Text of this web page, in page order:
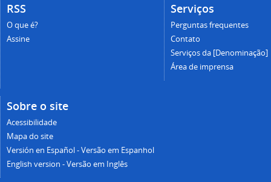
Serviços
Perguntas frequentes
Contato
Serviços da [Denominação]
Área de imprensa
RSS
O que é?
Assine
Sobre o site
Acessibilidade
Mapa do site
Versión en Español - Versão em Espanhol
English version - Versão em Inglês